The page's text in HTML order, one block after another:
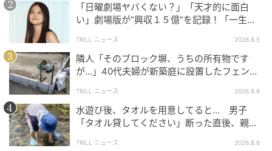
明日もよろしくお願いいたします！#映画鬼の花嫁#鬼
の花嫁#KingandPrince#永瀬廉
pic.twitter.com/bZVrLw1fjD
— King & Prince (@kp_official0523) March 30, 2026
SNSの反応まとめ（コメント分析）
主演映画を引っ提げて地元大阪に凱旋した永瀬さんに
「日曜劇場ヤバくない？」「天才的に面白
い」劇場版が“興収１５億”を記録！「一生言
TRILL ニュース 2026.8.5
隣人「そのブロック塀、うちの所有物です
が…」40代夫婦が新築庭に設置したフェン
TRILL ニュース 2026.8.6
水遊び後、タオルを用意してると… 男子
「タオル貸してください」断った直後、親が
TRILL ニュース 2026.8.6